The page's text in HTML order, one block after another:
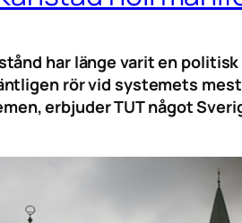
har länge varit en
rör vid systemets
erbjuder TUT något